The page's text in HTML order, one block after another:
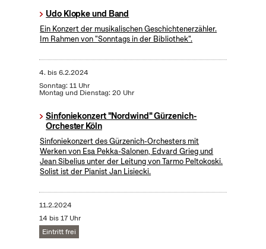
Udo Klopke und Band
Ein Konzert der musikalischen Geschichtenerzähler.
Im Rahmen von "Sonntags in der Bibliothek".
4. bis6.2.2024
Sonntag: 11 Uhr
Montag und Dienstag: 20 Uhr
Sinfoniekonzert "Nordwind" Gürzenich-
Orchester Köln
Sinfoniekonzert des Gürzenich-Orchesters mit
Werken von Esa Pekka-Salonen, Edvard Grieg und
Jean Sibelius unter der Leitung von Tarmo Peltokoski.
Solist ist der Pianist Jan Lisiecki.
11.2.2024
14 bis 17 Uhr
Eintritt frei